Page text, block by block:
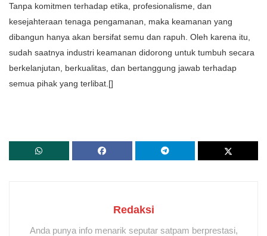
Tanpa komitmen terhadap etika, profesionalisme, dan
kesejahteraan tenaga pengamanan, maka keamanan yang
dibangun hanya akan bersifat semu dan rapuh. Oleh karena itu,
sudah saatnya industri keamanan didorong untuk tumbuh secara
berkelanjutan, berkualitas, dan bertanggung jawab terhadap
semua pihak yang terlibat.[]
Redaksi
Anda punya info menarik seputar satpam berprestasi,